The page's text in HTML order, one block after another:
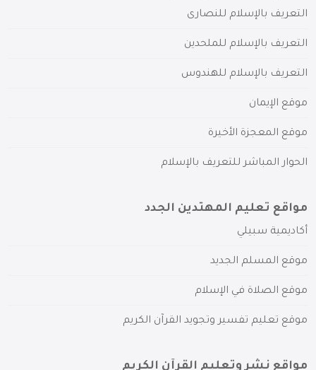
التعريف بالإسلام للنصارى
التعريف بالإسلام للملحدين
التعريف بالإسلام للهندوس
موقع الإيمان
موقع المعجزة الأخيرة
الحوار المباشر للتعريف بالإسلام
مواقع تعليم المهتدين الجدد
أكاديمية سبيلي
موقع المسلم الجديد
موقع الصلاة في الإسلام
موقع تعليم تفسير وتجويد القرآن الكريم
مواقع نشر وتعليم القرآن الكريم